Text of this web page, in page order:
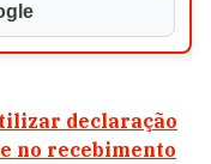
declaração
no recebimento